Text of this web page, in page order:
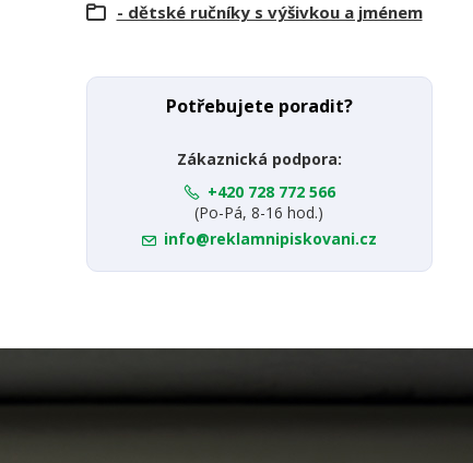
- dětské ručníky s výšivkou a jménem
Potřebujete poradit?
Zákaznická podpora:
+420 728 772 566
(Po-Pá, 8-16 hod.)
info@reklamnipiskovani.cz